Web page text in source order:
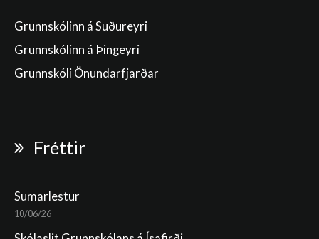
Grunnskólinn á Suðureyri
Grunnskólinn á Þingeyri
Grunnskóli Önundarfjarðar
Fréttir
Sumarlestur
10/06/26